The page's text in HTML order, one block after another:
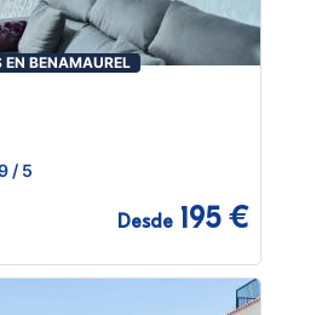
BENAMAUREL
/ 5
Desde 195 €